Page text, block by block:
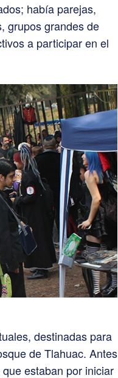
había parejas,
grupos grandes de
a participar en el
destinadas para
de Tlahuac. Antes
estaban por iniciar